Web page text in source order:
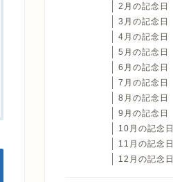
2月の記念日
3月の記念日
4月の記念日
5月の記念日
6月の記念日
7月の記念日
8月の記念日
9月の記念日
10月の記念日
11月の記念日
12月の記念日